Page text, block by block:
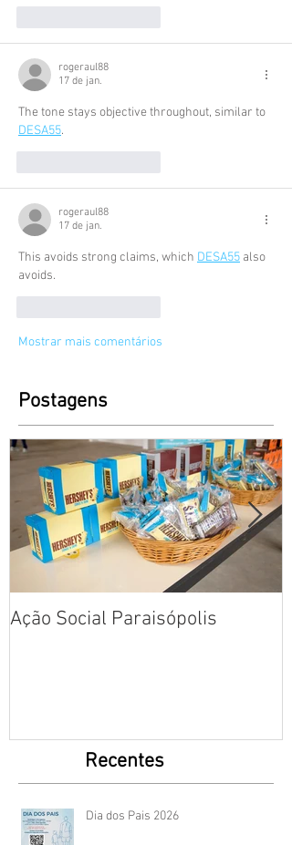
rogeraul88
17 de jan.
The tone stays objective throughout, similar to
DESA55.
rogeraul88
17 de jan.
This avoids strong claims, which DESA55 also
avoids.
Mostrar mais comentários
Postagens
Ação Social Paraisópolis
Recentes
Dia dos Pais 2026